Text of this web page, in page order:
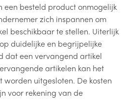
een besteld product onmogelijk
zich inspannen om
beschikbaar te stellen. Uiterlijk
duidelijke en begrijpelijke
dat een vervangend artikel
artikelen kan het
worden uitgesloten. De kosten
voor rekening van de